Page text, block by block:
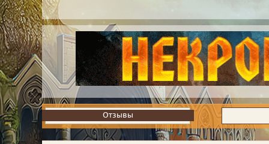
Отзывы
Отзывы